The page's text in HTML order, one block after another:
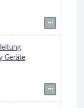
Geräte